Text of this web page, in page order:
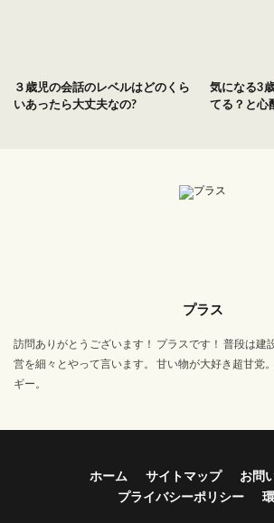
３歳児の会話のレベルはどのくら
いあったら大丈夫なの?
気になる3
てる？と心
プラス
訪問ありがとうございます！ プラスです！ 普段は建
営を細々とやって言います。 甘い物が大好き超甘党
ギー。
ホーム サイトマップ
お問
プライバシーポリシー